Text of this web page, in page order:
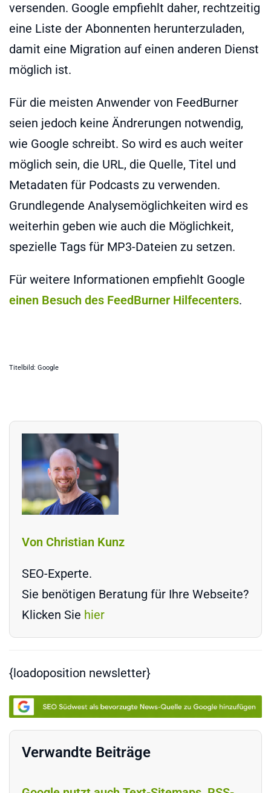
versenden. Google empfiehlt daher, rechtzeitig
eine Liste der Abonnenten herunterzuladen,
damit eine Migration auf einen anderen Dienst
möglich ist.
Für die meisten Anwender von FeedBurner
seien jedoch keine Ändrerungen notwendig,
wie Google schreibt. So wird es auch weiter
möglich sein, die URL, die Quelle, Titel und
Metadaten für Podcasts zu verwenden.
Grundlegende Analysemöglichkeiten wird es
weiterhin geben wie auch die Möglichkeit,
spezielle Tags für MP3-Dateien zu setzen.
Für weitere Informationen empfiehlt Google
einen Besuch des FeedBurner Hilfecenters.
Titelbild: Google
Von Christian Kunz
SEO-Experte.
Sie benötigen Beratung für Ihre Webseite?
Klicken Sie hier
{loadoposition newsletter}
Verwandte Beiträge